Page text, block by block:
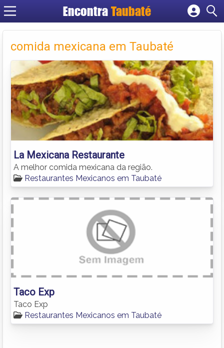
EncontraTaubaté
Cadastrar empresa
Criar conta
comida mexicana em Taubaté
La Mexicana Restaurante
A melhor comida mexicana da região.
Restaurantes Mexicanos em Taubaté
Taco Exp
Taco Exp
Restaurantes Mexicanos em Taubaté